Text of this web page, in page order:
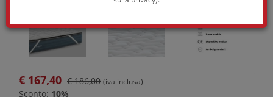
€ 167,40 € 186,00 (iva inclusa)
Sconto: 10%